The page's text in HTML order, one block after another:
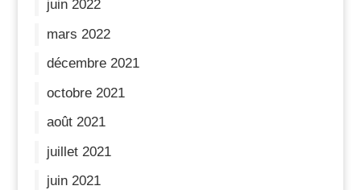
juin 2022
mars 2022
décembre 2021
octobre 2021
août 2021
juillet 2021
juin 2021